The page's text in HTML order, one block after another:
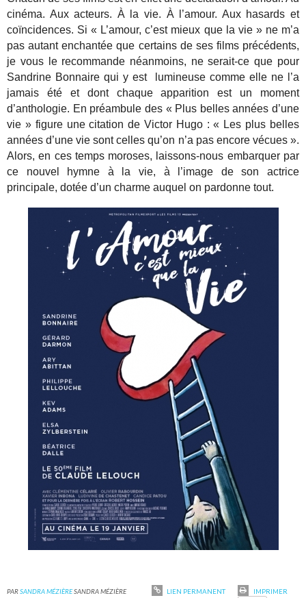
cinéma. Aux acteurs. À la vie. À l’amour. Aux hasards et
coïncidences. Si « L’amour, c’est mieux que la vie » ne m’a
pas autant enchantée que certains de ses films précédents,
je vous le recommande néanmoins, ne serait-ce que pour
Sandrine Bonnaire qui y est lumineuse comme elle ne l’a
jamais été et dont chaque apparition est un moment
d’anthologie. En préambule des « Plus belles années d’une
vie » figure une citation de Victor Hugo : « Les plus belles
années d’une vie sont celles qu’on n’a pas encore vécues ».
Alors, en ces temps moroses, laissons-nous embarquer par
ce nouvel hymne à la vie, à l’image de son actrice
principale, dotée d’un charme auquel on pardonne tout.
PARSANDRA MÉZIÈRESANDRA MÉZIÈRE LIEN PERMANENT IMPRIMER